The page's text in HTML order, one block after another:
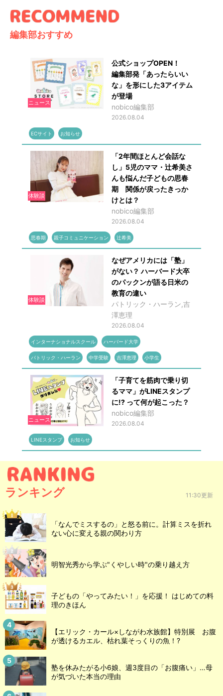
編集部おすすめ
ニュース
公式ショップOPEN！
編集部発「あったらいい
な」を形にした3アイテム
が登場
nobico編集部
2026.08.04
ECサイト お知らせ
体験談
「2年間ほとんど会話な
し」5児のママ・辻希美さ
んも悩んだ子どもの思春
期 関係が戻ったきっか
けとは？
nobico編集部
2026.08.04
思春期 親子コミュニケーション 辻希美
体験談
なぜアメリカには「塾」
がない？ ハーバード大卒
のパックンが語る日米の
教育の違い
パトリック・ハーラン,吉
澤恵理
2026.08.04
インターナショナルスクール ハーバード大学
パトリック・ハーラン 中学受験 吉澤恵理 小学生
ニュース
「子育てを筋肉で乗り切
るママ」がLINEスタンプ
に!? って何が起こった？
nobico編集部
2026.08.04
LINEスタンプ お知らせ
ランキング 11:30更新
「なんでミスするの」と怒る前に。計算ミスを折れ
ない心に変える親の関わり方
明智光秀から学ぶ"くやしい時"の乗り越え方
子どもの「やってみたい！」を応援！ はじめての料
理のきほん
【エリック・カール×しながわ水族館】特別展 お腹
が透けるカエル、枯れ葉そっくりの魚！?
塾を休みたがる小6娘、週3度目の「お腹痛い」…母
が気づいた本当の理由